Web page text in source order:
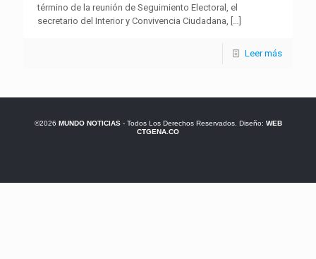
término de la reunión de Seguimiento Electoral, el
secretario del Interior y Convivencia Ciudadana, […]
Leer más
©2026 MUNDO NOTICIAS- Todos Los Derechos Reservados. Diseño: WEB
CTGENA.CO